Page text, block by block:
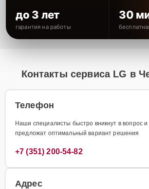
до 3 лет
гарантия на работы
30
Контакты сервиса LG в
Телефон
Наши специалисты быстро вникнут в вопрос и
предложат оптимальный вариант решения
+7 (351) 200-54-82
Адрес